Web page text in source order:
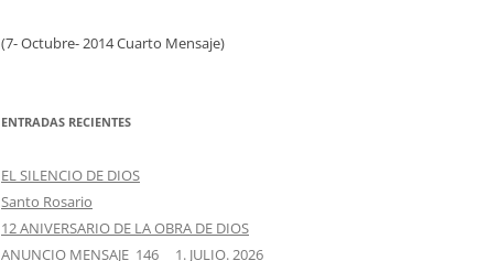
(7- Octubre- 2014 Cuarto Mensaje)
ENTRADAS RECIENTES
EL SILENCIO DE DIOS
Santo Rosario
12 ANIVERSARIO DE LA OBRA DE DIOS
ANUNCIO MENSAJE 146 1. JULIO. 2026